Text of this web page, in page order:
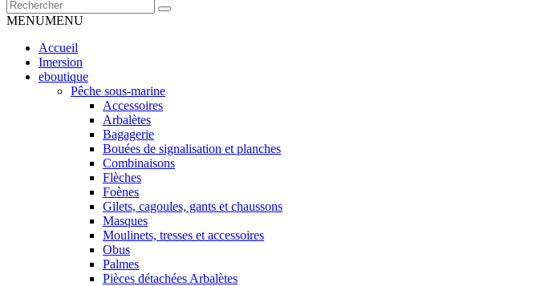
MENUMENU
Accueil
Imersion
eboutique
Pêche sous-marine
Accessoires
Arbalètes
Bagagerie
Bouées de signalisation et planches
Combinaisons
Flèches
Foènes
Gilets, cagoules, gants et chaussons
Masques
Moulinets, tresses et accessoires
Obus
Palmes
Pièces détachées Arbalètes